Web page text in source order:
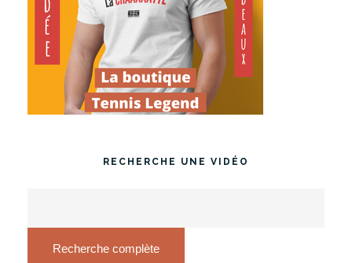
RECHERCHE UNE VIDÉO
Recherche complète